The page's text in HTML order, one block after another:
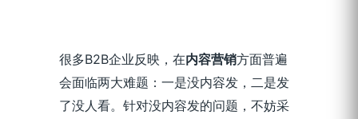
很多B2B企业反映，在内容营销方面普遍
会面临两大难题：一是没内容发，二是发
了没人看。针对没内容发的问题，不妨采